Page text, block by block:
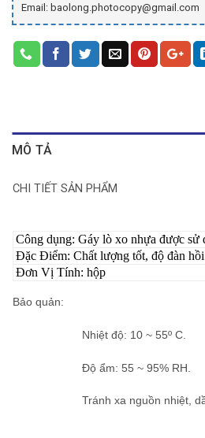
Email: baolong.photocopy@gmail.com
MÔ TẢ
CHI TIẾT SẢN PHẨM
Công dụng: Gáy lò xo nhựa được sử
Đặc Điểm: Chất lượng tốt, độ đàn
Đơn Vị Tính: hộp
Bảo quản:
Nhiệt độ: 10 ~ 55º C.
Độ ẩm: 55 ~ 95% RH.
Tránh xa nguồn nhiệt,